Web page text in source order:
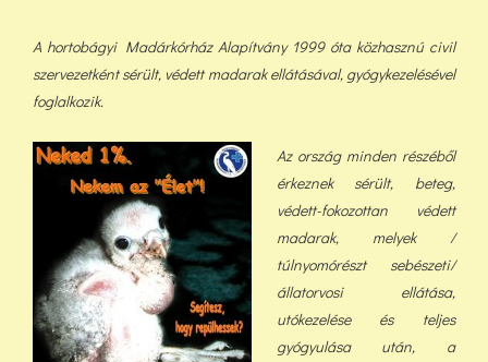
A hortobágyi Madárkórház Alapítvány 1999 óta közhasznú civil
szervezetként sérült, védett madarak ellátásával, gyógykezelésével
foglalkozik.
Az ország minden részéből
érkeznek sérült, beteg,
védett-fokozottan védett
madarak, melyek /
túlnyomórészt sebészeti/
állatorvosi ellátása,
utókezelése és teljes
gyógyulása után, a